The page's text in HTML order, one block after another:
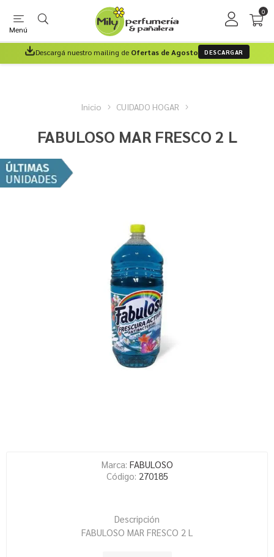
Menú
0
Descargá nuestro mailing de Ofertas de Agosto DESCARGAR
Inicio CUIDADO HOGAR
FABULOSO MAR FRESCO 2 L
Marca: FABULOSO
Código: 270185
Descripción
FABULOSO MAR FRESCO 2 L